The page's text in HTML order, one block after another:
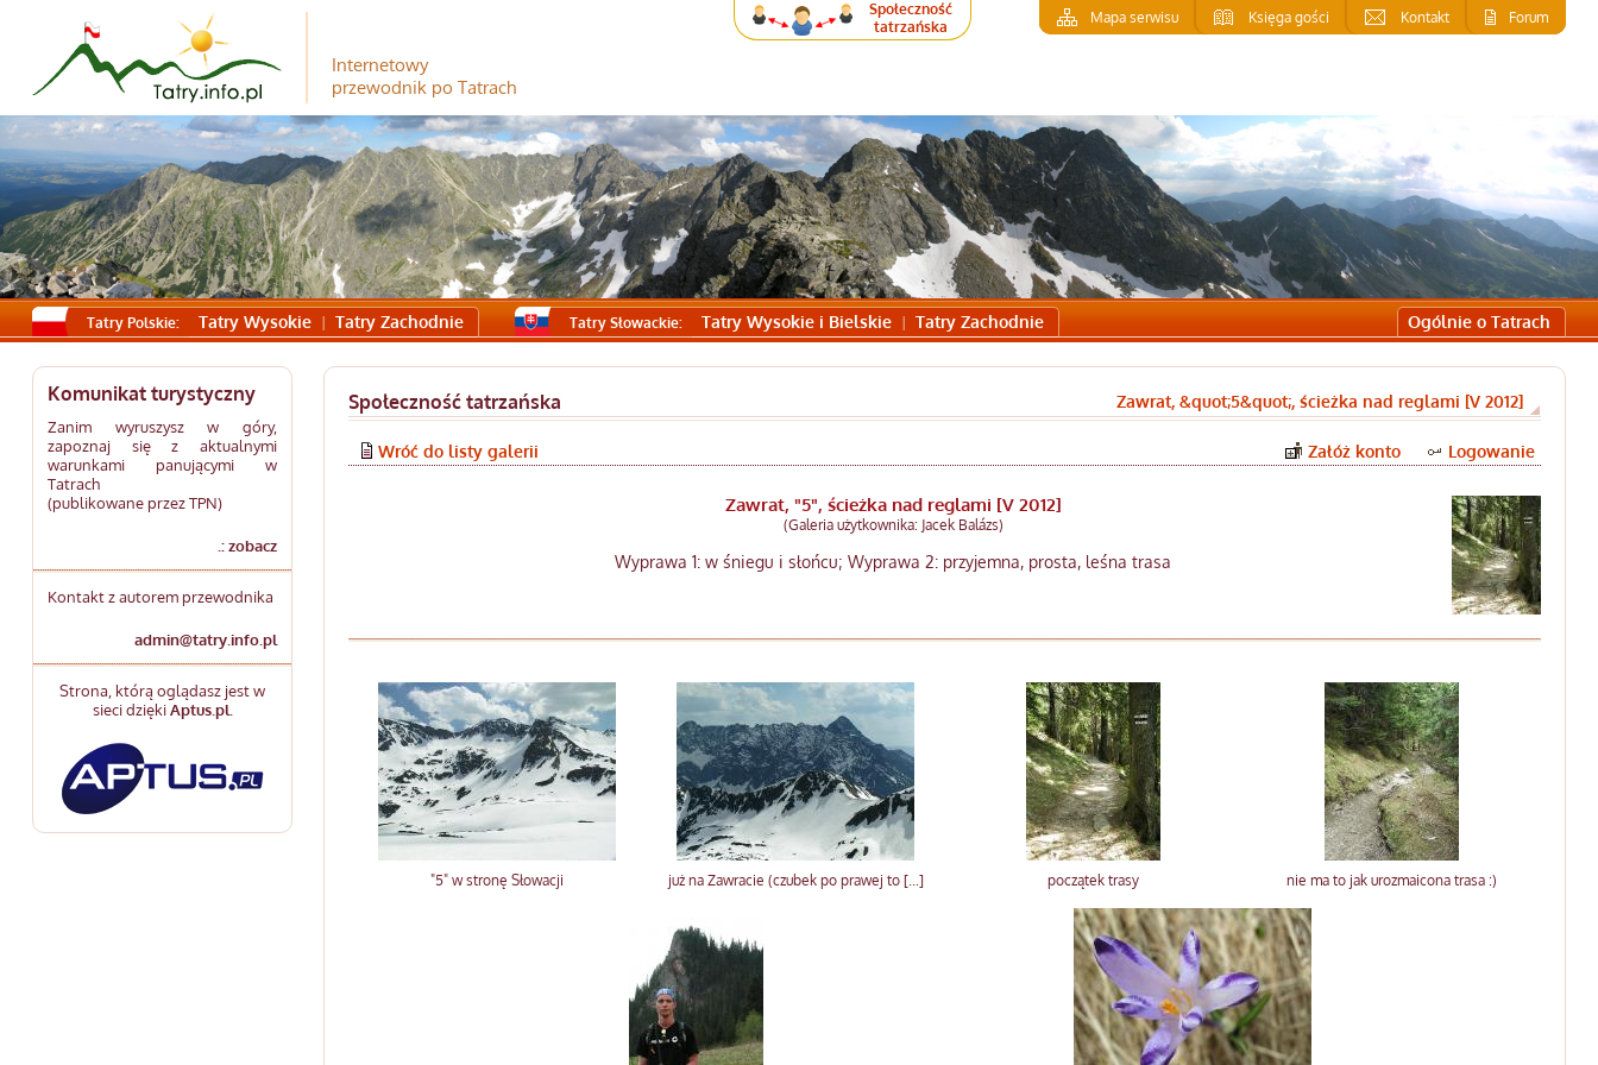
Internetowy
przewodnik po Tatrach
Społeczność
tatrzańska
Mapa serwisu Księga gości Kontakt Forum
Tatry Polskie: Tatry Wysokie Tatry Zachodnie Tatry Słowackie: Tatry Wysokie i Bielskie Tatry Zachodnie Ogólnie o Tatrach
Komunikat turystyczny
Zanim wyruszysz w góry,
zapoznaj się z aktualnymi
warunkami panującymi w
Tatrach
(publikowane przez TPN)
.: zobacz
Kontakt z autorem przewodnika
admin@tatry.info.pl
Strona, którą oglądasz jest w
sieci dziękiAptus.pl
Społeczność tatrzańska Zawrat, &quot;5&quot;, ścieżka nad reglami [V 2012]
Wróć do listy galerii Logowanie
Załóż konto
Zawrat, "5", ścieżka nad reglami [V 2012]
(Galeria użytkownika: Jacek Balázs)
Wyprawa 1: w śniegu i słońcu; Wyprawa 2: przyjemna, prosta, leśna trasa
"5" w stronę Słowacji już na Zawracie (czubek po prawej to [...] początek trasy nie ma to jak urozmaicona trasa :)